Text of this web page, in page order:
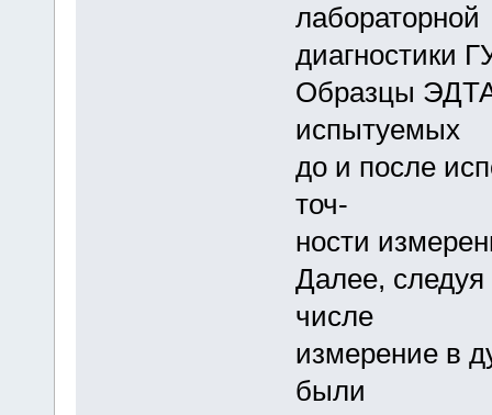
лабораторной
диагностики
Образцы
испытуемых
до и после
точ-
ности
Далее, следуя
числе
измерение в
были